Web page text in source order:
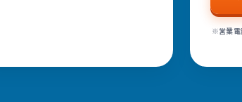
※営業電